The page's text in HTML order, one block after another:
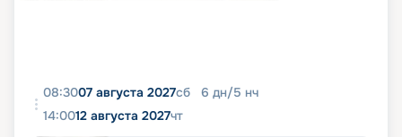
08:3007 августа 2027сб 6 дн/5 нч
14:0012 августа 2027чт